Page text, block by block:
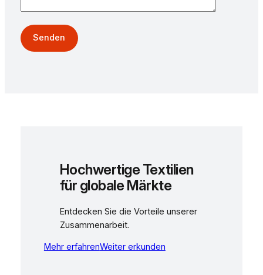
Hochwertige Textilien
für globale Märkte
Entdecken Sie die Vorteile unserer
Zusammenarbeit.
Mehr erfahrenWeiter erkunden